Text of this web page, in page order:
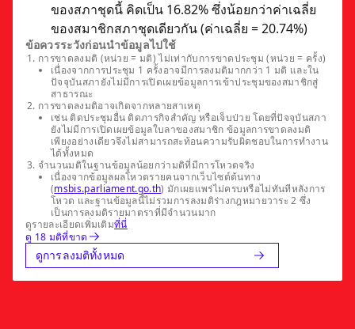
ของสภาชุดนี้ คิดเป็น 16.82% ซึ่งน้อยกว่าค่าเฉลี่ย
ของสมาชิกสภาชุดเดียวกัน (ค่าเฉลี่ย = 20.74%)
ข้อควรระวังก่อนนำข้อมูลไปใช้
การขาดลงมติ (หน่วย = มติ) ไม่เท่ากับการขาดประชุม (หน่วย = ครั้ง)
เนื่องจากการประชุม 1 ครั้งอาจมีการลงมติมากกว่า 1 มติ และใน
ปัจจุบันสภายังไม่มีการเปิดเผยข้อมูลการเข้าประชุมของสมาชิกสู่
สาธารณะ
การขาดลงมติอาจเกิดจากหลายสาเหตุ
เช่น ติดประชุมอื่น ติดภารกิจสำคัญ หรือเจ็บป่วย โดยที่ปัจจุบันสภา
ยังไม่มีการเปิดเผยข้อมูลใบลาของสมาชิก ข้อมูลการขาดลงมติ
เพียงอย่างเดียวจึงไม่สามารถสะท้อนความรับผิดชอบในการทำงาน
ได้ทั้งหมด
จำนวนมติในฐานข้อมูลน้อยกว่ามติที่มีการโหวตจริง
เนื่องจากข้อมูลผลโหวตรายคนจากเว็บไซต์ต้นทาง
(msbis.parliament.go.th) มักเผยแพร่ไม่ครบหรือไม่ทันทีหลังการ
โหวต และฐานข้อมูลนี้ไม่รวมการลงมติร่างกฎหมายวาระ 2 ซึ่ง
เป็นการลงมติรายมาตราที่มีจำนวนมาก
ดูรายละเอียดเพิ่มเติมที่นี่
ดู 18 มติที่ขาด
ดูการลงมติทั้งหมด